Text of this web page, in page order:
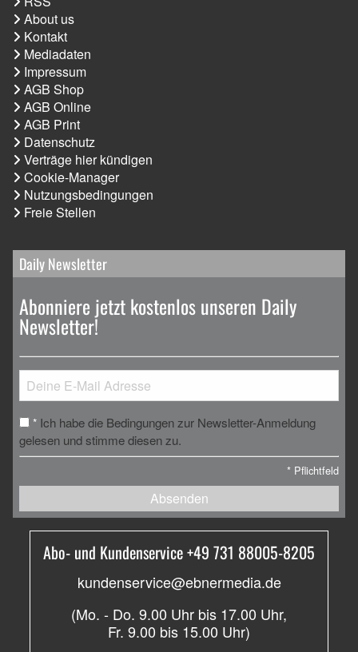
About us
Kontakt
Mediadaten
Impressum
AGB Shop
AGB Online
AGB Print
Datenschutz
Verträge hier kündigen
Cookie-Manager
Nutzungsbedingungen
Freie Stellen
Daily Newsletter
Abonniere jetzt kostenlos unseren Daily
Newsletter!
* Ich habe die Bedingungen zur Newsletter-Anmeldung
gelesen und stimme diesen zu.
* Pflichtfeld
Absenden
Abo- und Kundenservice +49 731 88005-8205
kundenservice@ebnermedia.de
(Mo. - Do. 9.00 Uhr bis 17.00 Uhr,
Fr. 9.00 bis 15.00 Uhr)